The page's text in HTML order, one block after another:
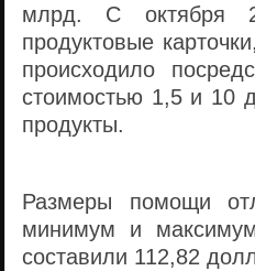
млрд. С октября
продуктовые
происходило
стоимостью 1,5 и 10
продукты.
Размеры помощи
минимум и
составили 112,82